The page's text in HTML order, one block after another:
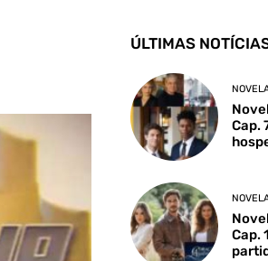
ÚLTIMAS
Cap.
Cap.